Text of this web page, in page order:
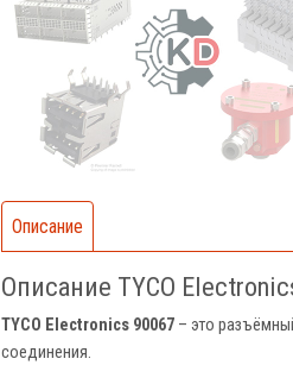
Описание
Описание TYCO
TYCO Electronics 90067 – это
соединения.